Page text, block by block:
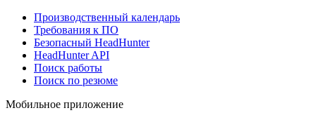
Производственный календарь
Требования к ПО
Безопасный HeadHunter
HeadHunter API
Поиск работы
Поиск по резюме
Мобильное приложение